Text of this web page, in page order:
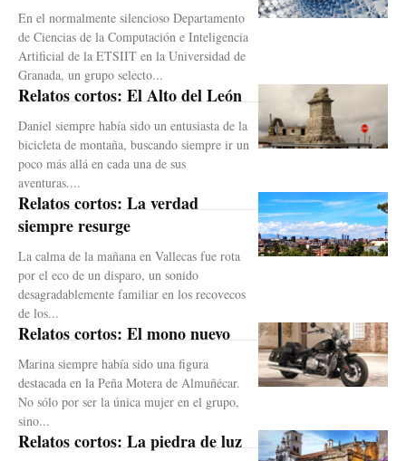
En el normalmente silencioso Departamento
de Ciencias de la Computación e Inteligencia
Artificial de la ETSIIT en la Universidad de
Granada, un grupo selecto...
Relatos cortos: El Alto del León
Daniel siempre había sido un entusiasta de la
bicicleta de montaña, buscando siempre ir un
poco más allá en cada una de sus
aventuras....
Relatos cortos: La verdad
siempre resurge
La calma de la mañana en Vallecas fue rota
por el eco de un disparo, un sonido
desagradablemente familiar en los recovecos
de los...
Relatos cortos: El mono nuevo
Marina siempre había sido una figura
destacada en la Peña Motera de Almuñécar.
No sólo por ser la única mujer en el grupo,
sino...
Relatos cortos: La piedra de luz